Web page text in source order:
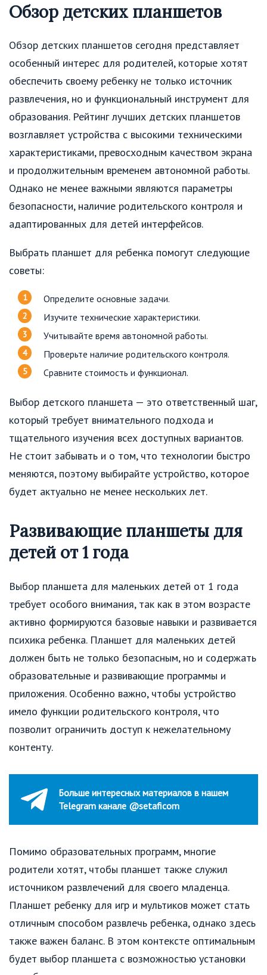
Обзор детских планшетов
Обзор детских планшетов сегодня представляет
особенный интерес для родителей, которые хотят
обеспечить своему ребенку не только источник
развлечения, но и функциональный инструмент для
образования. Рейтинг лучших детских планшетов
возглавляет устройства с высокими техническими
характеристиками, превосходным качеством экрана
и продолжительным временем автономной работы.
Однако не менее важными являются параметры
безопасности, наличие родительского контроля и
адаптированных для детей интерфейсов.
Выбрать планшет для ребенка помогут следующие
советы:
Определите основные задачи.
Изучите технические характеристики.
Учитывайте время автономной работы.
Проверьте наличие родительского контроля.
Сравните стоимость и функционал.
Выбор детского планшета — это ответственный шаг,
который требует внимательного подхода и
тщательного изучения всех доступных вариантов.
Не стоит забывать и о том, что технологии быстро
меняются, поэтому выбирайте устройство, которое
будет актуально не менее нескольких лет.
Развивающие планшеты для
детей от 1 года
Выбор планшета для маленьких детей от 1 года
требует особого внимания, так как в этом возрасте
активно формируются базовые навыки и развивается
психика ребенка. Планшет для маленьких детей
должен быть не только безопасным, но и содержать
образовательные и развивающие программы и
приложения. Особенно важно, чтобы устройство
имело функции родительского контроля, что
позволит ограничить доступ к нежелательному
контенту.
Больше интересных материалов в нашем
Telegram канале @setaficom
Помимо образовательных программ, многие
родители хотят, чтобы планшет также служил
источником развлечений для своего младенца.
Планшет ребенку для игр и мультиков может стать
отличным способом развлечь ребенка, однако здесь
также важен баланс. В этом контексте оптимальным
будет выбор планшета с возможностью установки